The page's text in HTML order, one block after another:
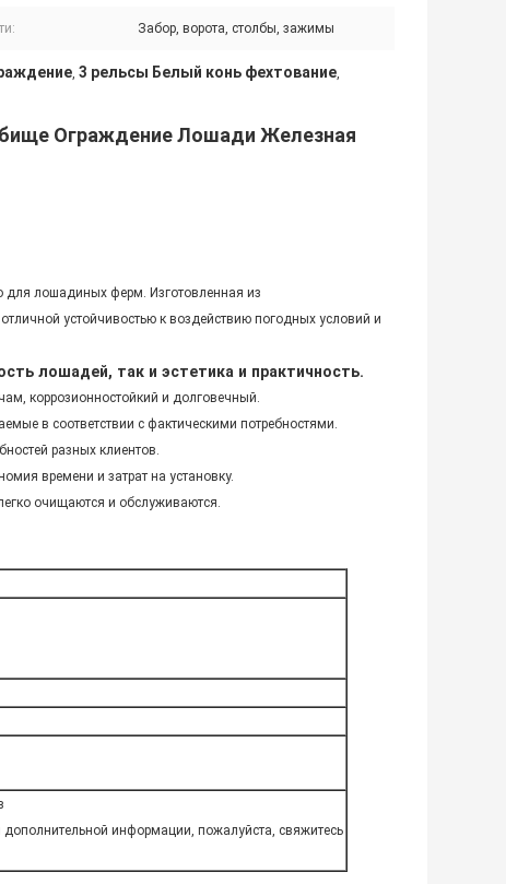
Забор, ворота, столбы, зажимы
, 3 рельсы Белый конь фехтование,
Ограждение Лошади Железная
для лошадиных ферм. Изготовленная из
устойчивостью к воздействию погодных условий и
лошадей, так и эстетика и практичность.
коррозионностойкий и долговечный.
в соответствии с фактическими потребностями.
разных клиентов.
времени и затрат на установку.
очищаются и обслуживаются.
информации, пожалуйста, свяжитесь